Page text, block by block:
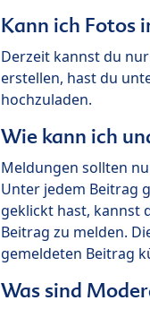
Kann ich Fotos
Derzeit kannst du
erstellen, hast du
hochzuladen.
Wie kann ich
Meldungen sollten
Unter jedem Beitrag
geklickt hast, kannst
Beitrag zu melden.
gemeldeten Beitrag
Was sind